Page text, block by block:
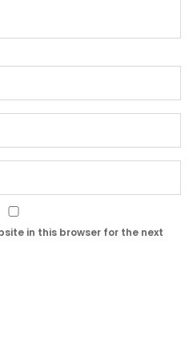
in this browser for the next